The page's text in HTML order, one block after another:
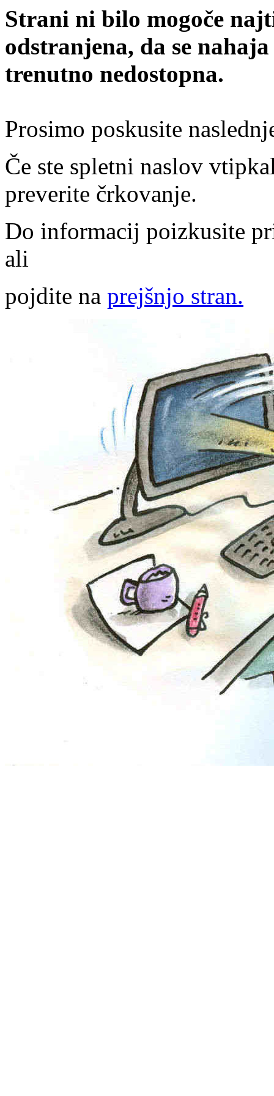
Strani ni bilo mogoče
odstranjena, da se
trenutno nedostopna.
Prosimo poskusite
Če ste spletni naslov
preverite črkovanje.
Do informacij poizkusite
ali
pojdite na prejšnjo stran.